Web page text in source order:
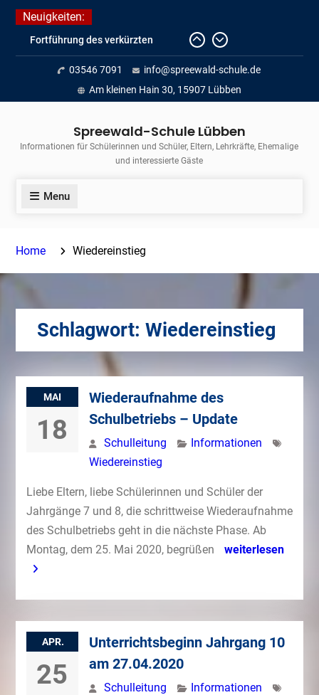
Skip
content
Neuigkeiten:
Fortführung des verkürzten
Unterrichts aufgrund der hohen
Temperaturen (22.06. bis
voraussichtlich zum 26.06.2026)
Journalismus hautnah
Insellauf 2026
03546 7091
info@spreewald-schule.de
Am kleinen Hain 30, 15907 Lübben
Spreewald-Schule Lübben
Informationen für Schülerinnen und Schüler, Eltern, Lehrkräfte, Ehemalige
und interessierte Gäste
Menu
Home Wiedereinstieg
Schlagwort: Wiedereinstieg
MAI
18
Wiederaufnahme des
Schulbetriebs – Update
Schulleitung
Informationen
Wiedereinstieg
Liebe Eltern, liebe Schülerinnen und Schüler der
Jahrgänge 7 und 8, die schrittweise Wiederaufnahme
des Schulbetriebs geht in die nächste Phase. Ab
Montag, dem 25. Mai 2020, begrüßen
weiterlesen
APR.
25
Unterrichtsbeginn Jahrgang 10
am 27.04.2020
Schulleitung
Informationen